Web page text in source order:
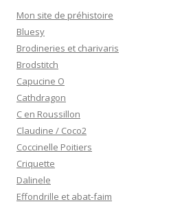
Mon site de préhistoire
Bluesy
Brodineries et charivaris
Brodstitch
Capucine O
Cathdragon
C en Roussillon
Claudine / Coco2
Coccinelle Poitiers
Criquette
Dalinele
Effondrille et abat-faim